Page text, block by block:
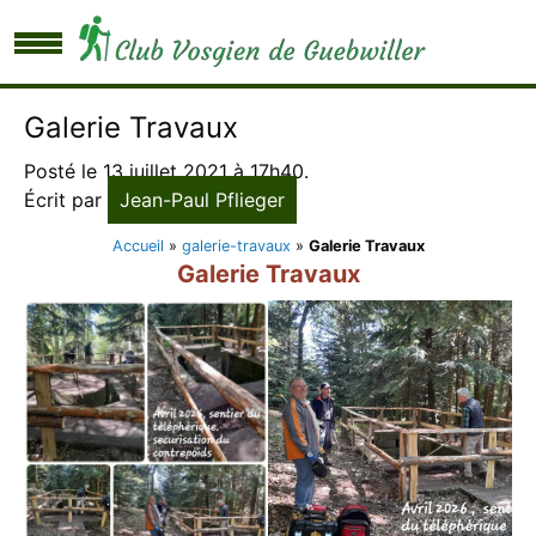
Galerie Travaux
Posté le 13 juillet 2021 à 17h40.
Écrit par
Jean-Paul Pflieger
Accueil » galerie-travaux » Galerie Travaux
Galerie Travaux